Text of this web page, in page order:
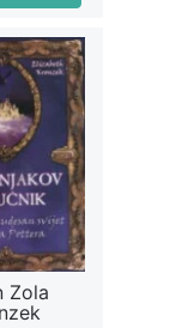
Zola